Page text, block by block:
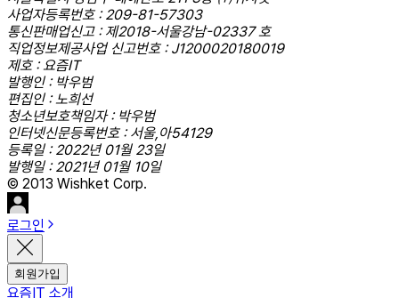
사업자등록번호 : 209-81-57303
통신판매업신고 : 제2018-서울강남-02337 호
직업정보제공사업 신고번호 : J1200020180019
제호 : 요즘IT
발행인 : 박우범
편집인 : 노희선
청소년보호책임자 : 박우범
인터넷신문등록번호 : 서울,아54129
등록일 : 2022년 01월 23일
발행일 : 2021년 01월 10일
© 2013 Wishket Corp.
로그인
회원가입
요즘IT 소개